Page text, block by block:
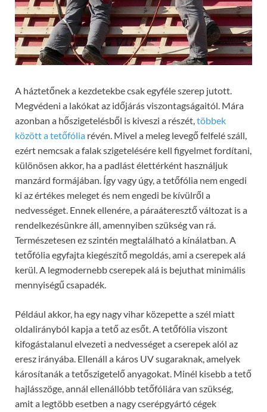
A háztetőnek a kezdetekbe csak egyféle szerep jutott.
Megvédeni a lakókat az időjárás viszontagságaitól. Mára
azonban a hőszigetelésből is kiveszi a részét,többek
között a tetőfólia révén. Mivel a meleg levegő felfelé száll,
ezért nemcsak a falak szigetelésére kell figyelmet fordítani,
különösen akkor, ha a padlást élettérként használjuk
manzárd formájában. Így vagy úgy, a tetőfólia nem engedi
ki az értékes meleget és nem engedi be kívülről a
nedvességet. Ennek ellenére, a páraáteresztő változat is a
rendelkezésünkre áll, amennyiben szükség van rá.
Természetesen ez szintén megtalálható a kínálatban. A
tetőfólia egyfajta kiegészítő megoldás, ami a cserepek alá
kerül. A legmodernebb cserepek alá is bejuthat minimális
mennyiségű csapadék.
Például akkor, ha egy nagy vihar közepette a szél miatt
oldalirányból kapja a tető az esőt. A tetőfóliaviszont
kifogástalanul elvezeti a nedvességet a cserepek alól az
eresz irányába. Ellenáll a káros UV sugaraknak, amelyek
károsítanák a tetőszigetelő anyagokat. Minél kisebb a tető
hajlásszöge, annál ellenállóbb tetőfóliára van szükség,
amit a legtöbb esetben a nagy cserépgyártó cégek